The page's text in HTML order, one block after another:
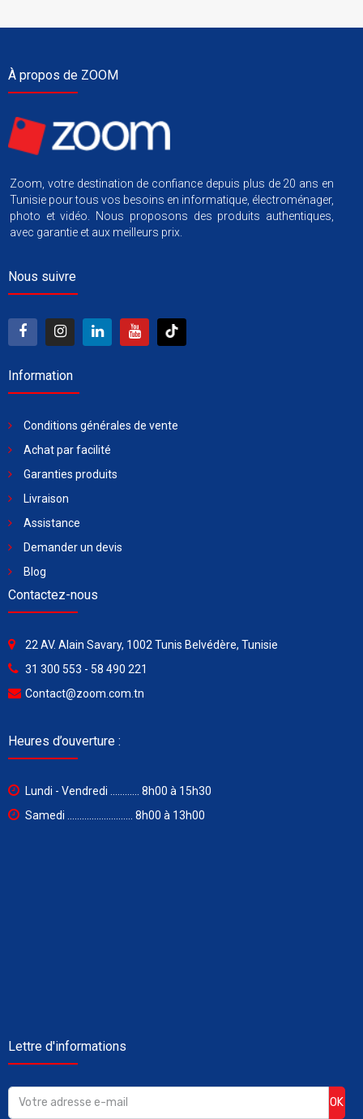
À propos de ZOOM
Zoom, votre destination de confiance depuis plus de 20 ans en
Tunisie pour tous vos besoins en informatique, électroménager,
photo et vidéo. Nous proposons des produits authentiques,
avec garantie et aux meilleurs prix.
Nous suivre
Information
Conditions générales de vente
Achat par facilité
Garanties produits
Livraison
Assistance
Demander un devis
Blog
Contactez-nous
22 AV. Alain Savary, 1002 Tunis Belvédère, Tunisie
31 300 553 - 58 490 221
Contact@zoom.com.tn
Heures d’ouverture :
Lundi - Vendredi ............ 8h00 à 15h30
Samedi ........................... 8h00 à 13h00
Lettre d'informations
OK